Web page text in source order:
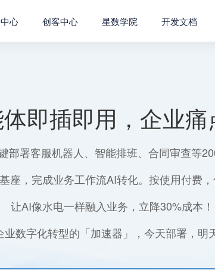
心 创客中心 星数学院 开发文档
即插即用，企业
部署客服机器人、智能排班、合同审查等
座，完成业务工作流AI转化。按使用付费，
让AI像水电一样融入业务，立降30%成本！
数字化转型的「加速器」，今天部署，明天